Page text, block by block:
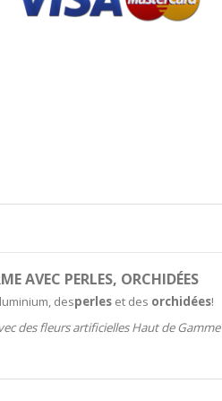
AVEC PERLES, ORCHIDÉES
desperles et des orchidées!
des fleurs artificielles Haut de Gamme